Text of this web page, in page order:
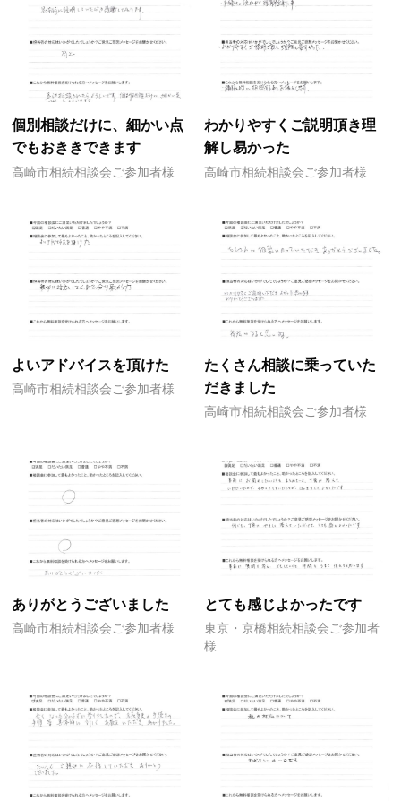
個別相談だけに、細かい点
でもおききできます
高崎市相続相談会ご参加者様
わかりやすくご説明頂き理
解し易かった
高崎市相続相談会ご参加者様
よいアドバイスを頂けた
高崎市相続相談会ご参加者様
たくさん相談に乗っていた
だきました
高崎市相続相談会ご参加者様
ありがとうございました
高崎市相続相談会ご参加者様
とても感じよかったです
東京・京橋相続相談会ご参加者
様